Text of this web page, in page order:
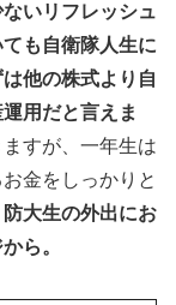
いリフレッシュ
も自衛隊人生に
他の株式より自
用だと言えま
すが、一年生は
金をしっかりと
防大生の外出にお
ら。